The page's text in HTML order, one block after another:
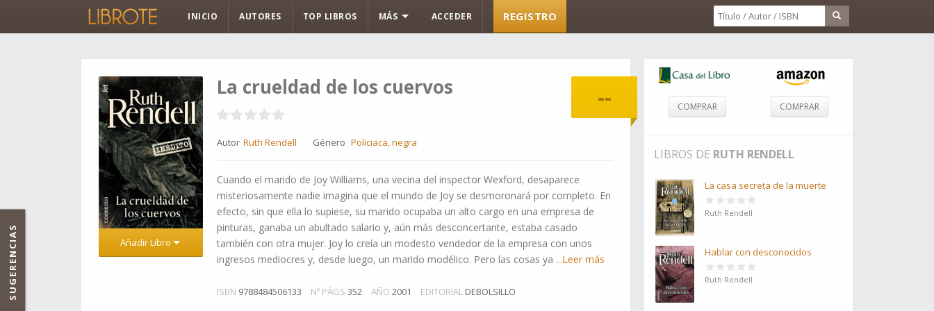
INICIO AUTORES TOP LIBROS MÁS ACCEDER REGISTRO
--
Añadir Libro
La crueldad de los cuervos
Autor Ruth Rendell Género Policiaca, negra
Cuando el marido de Joy Williams, una vecina del inspector Wexford, desaparece
misteriosamente nadie imagina que el mundo de Joy se desmoronará por completo. En
efecto, sin que ella lo supiese, su marido ocupaba un alto cargo en una empresa de
pinturas, ganaba un abultado salario y, aún más desconcertante, estaba casado
también con otra mujer. Joy lo creía un modesto vendedor de la empresa con unos
ingresos mediocres y, desde luego, un marido modélico. Pero las cosas ya ...Leer más
ISBN 9788484506133 Nº PÁGS 352 AÑO 2001 EDITORIAL DEBOLSILLO
COMPRAR COMPRAR
LIBROS DE RUTH RENDELL
La casa secreta de la muerte
Ruth Rendell
Hablar con desconocidos
Ruth Rendell
SUGERENCIAS